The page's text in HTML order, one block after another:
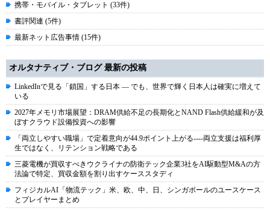
携帯・モバイル・タブレット (33件)
書評関連 (5件)
最新ネット広告事情 (15件)
オルタナティブ・ブログ 最新の投稿
LinkedInで見る「鎖国」する日本 ― でも、世界で輝く日本人は確実に増えて
いる
2027年メモリ市場展望：DRAM供給不足の長期化とNAND Flash供給緩和が及
ぼすクラウド設備投資への影響
「両立しやすい職場」で定着意向が44.9ポイント上がる----両立支援は福利厚
生ではなく、リテンション戦略である
三菱電機が買収すべきウクライナの防衛テック企業3社をAI駆動型M&Aの方
法論で特定、買収金額を割り出すケーススタディ
フィジカルAI「物流テック」米、欧、中、日、シンガポールのユースケース
とプレイヤーまとめ